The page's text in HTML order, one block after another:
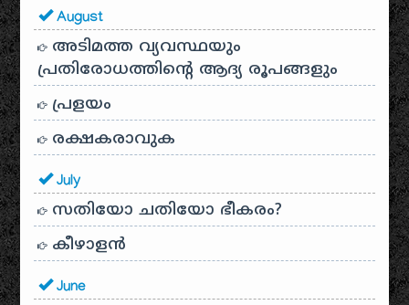
August
അടിമത്ത വ്യവസ്ഥയും
പ്രതിരോധത്തിന്റെ ആദ്യ രൂപങ്ങളും
പ്രളയം
രക്ഷകരാവുക
July
സതിയോ ചതിയോ ഭീകരം?
കീഴാളന്‍
June